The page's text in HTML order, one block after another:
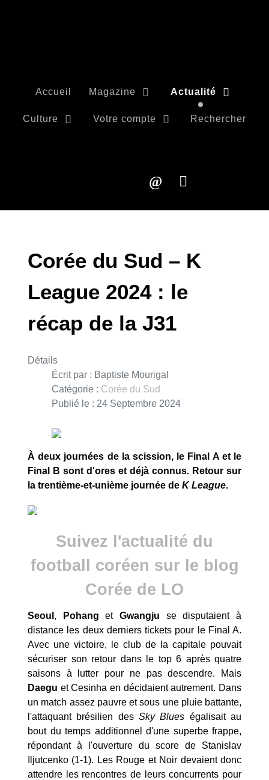
Accueil Magazine Actualité
Culture Votre compte Rechercher
Corée du Sud – K
League 2024 : le
récap de la J31
Détails
Écrit par : Baptiste Mourigal
Catégorie : Corée du Sud
Publié le : 24 Septembre 2024
À deux journées de la scission, le Final A et le
Final B sont d'ores et déjà connus. Retour sur
la trentième-et-unième journée de K League.
Suivez l'actualité du
football coréen sur le blog
Corée de LO
Seoul , Pohang etGwangju se disputaient à
distance les deux derniers tickets pour le Final A.
Avec une victoire, le club de la capitale pouvait
sécuriser son retour dans le top 6 après quatre
saisons à lutter pour ne pas descendre. Mais
Daegu et Cesinha en décidaient autrement. Dans
un match assez pauvre et sous une pluie battante,
l'attaquant brésilien des Sky Blues égalisait au
bout du temps additionnel d'une superbe frappe,
répondant à l'ouverture du score de Stanislav
Iljutcenko (1-1). Les Rouge et Noir devaient donc
attendre les rencontres de leurs concurrents pour